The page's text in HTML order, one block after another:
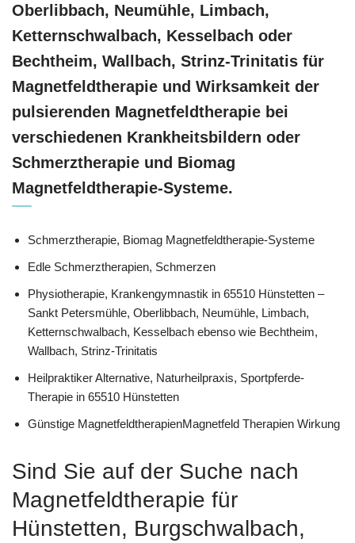
Oberlibbach, Neumühle, Limbach,
Ketternschwalbach, Kesselbach oder
Bechtheim, Wallbach, Strinz-Trinitatis für
Magnetfeldtherapie und Wirksamkeit der
pulsierenden Magnetfeldtherapie bei
verschiedenen Krankheitsbildern oder
Schmerztherapie und Biomag
Magnetfeldtherapie-Systeme.
Schmerztherapie, Biomag Magnetfeldtherapie-Systeme
Edle Schmerztherapien, Schmerzen
Physiotherapie, Krankengymnastik in 65510 Hünstetten –
Sankt Petersmühle, Oberlibbach, Neumühle, Limbach,
Ketternschwalbach, Kesselbach ebenso wie Bechtheim,
Wallbach, Strinz-Trinitatis
Heilpraktiker Alternative, Naturheilpraxis, Sportpferde-
Therapie in 65510 Hünstetten
Günstige MagnetfeldtherapienMagnetfeld Therapien Wirkung
Sind Sie auf der Suche nach
Magnetfeldtherapie für
Hünstetten, Burgschwalbach,